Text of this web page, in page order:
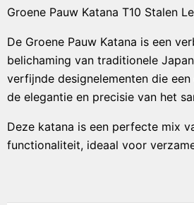
Groene Pauw Katana T10 Stalen
De Groene Pauw Katana is een
belichaming van traditionele
verfijnde designelementen die
de elegantie en precisie van het
Deze katana is een perfecte mix
functionaliteit, ideaal voor